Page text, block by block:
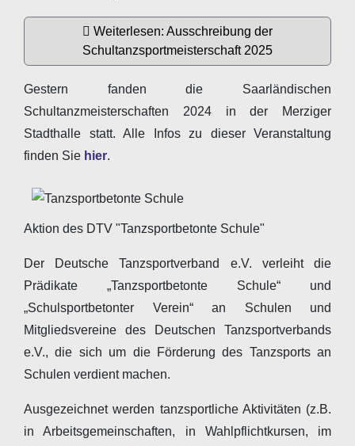
Weiterlesen: Ausschreibung der
Schultanzsportmeisterschaft 2025
Gestern fanden die Saarländischen
Schultanzmeisterschaften 2024 in der Merziger
Stadthalle statt. Alle Infos zu dieser Veranstaltung
finden Sie hier.
Aktion des DTV "Tanzsportbetonte Schule"
Der Deutsche Tanzsportverband e.V. verleiht die
Prädikate „Tanzsportbetonte Schule“ und
„Schulsportbetonter Verein“ an Schulen und
Mitgliedsvereine des Deutschen Tanzsportverbands
e.V., die sich um die Förderung des Tanzsports an
Schulen verdient machen.
Ausgezeichnet werden tanzsportliche Aktivitäten (z.B.
in Arbeitsgemeinschaften, in Wahlpflichtkursen, im